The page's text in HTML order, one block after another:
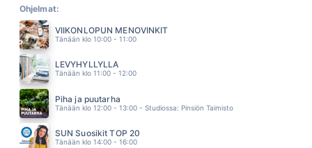
ALVARO SOLER
20.03
MUUTTOLINTU (feat. Keko Salata)
JANNA
PEILIPALLO
JOHANNA PAKONEN
IF YOU LEAVE ME NOW
CHICAGO
RAKKAUS ON VOIMAA
KAIJA KOO
Ohjelmat:
VIIKONLOPUN MENOVINKIT
Tänään klo 10:00 - 11:00
LEVYHYLLYLLÄ
Tänään klo 11:00 - 12:00
Piha ja puutarha
Tänään klo 12:00 - 13:00 - Studiossa: Pinsiön Taimisto
SUN Suosikit TOP 20
Tänään klo 14:00 - 16:00